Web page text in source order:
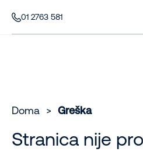
01 2763 581
Doma > Greška
Stranica nije